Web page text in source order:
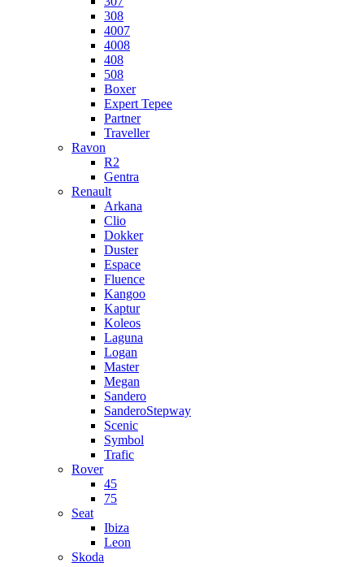
308
4007
4008
408
508
Boxer
Expert Tepee
Partner
Traveller
Ravon
R2
Gentra
Renault
Arkana
Clio
Dokker
Duster
Espace
Fluence
Kangoo
Kaptur
Koleos
Laguna
Logan
Master
Megan
Sandero
SanderoStepway
Scenic
Symbol
Trafic
Rover
45
75
Seat
Ibiza
Leon
Skoda